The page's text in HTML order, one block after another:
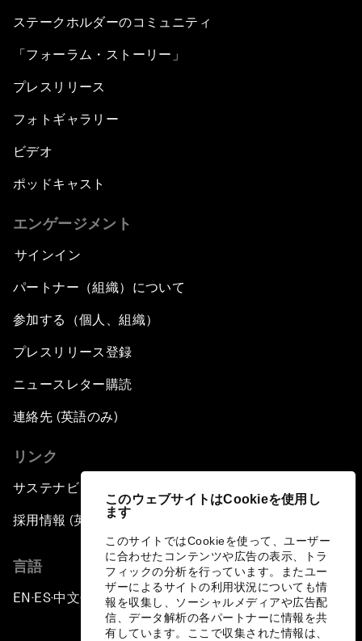
このウェブサイトはCookieを使用し
ます
このサイトではCookieを使って、ユーザー
に合わせたコンテンツや広告の表示、トラ
フィックの分析を行っています。またユー
ザーによるサイトの利用状況についても情
報を収集し、ソーシャルメディアや広告配
信、データ解析の各パートナーに情報を共
有しています。ここで収集された情報は、
ステークホルダーのコミュニティ
「フォーラム・ストーリー」
プレスリリース
フォトギャラリー
ビデオ
ポッドキャスト
エンゲージメント
サインイン
パートナー（組織）について
参加する（個人、組織）
プレスリリース登録
ニュースレター購読
連絡先 (英語のみ)
リンク
サステナビリティへの取り組み
採用情報 (英語のみ)
言語
EN ▪ ES▪中文▪ 日本語